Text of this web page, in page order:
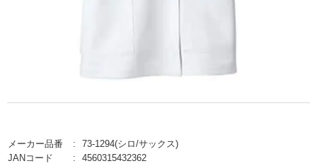
メーカー品番
73-1294(シロ/サックス)
JANコード
4560315432362